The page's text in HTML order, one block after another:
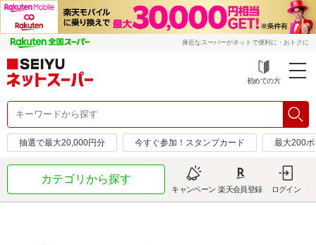
身近なスーパーがネットで便利に・おトクに
初めての方
抽選で最大20,000円分 今すぐ参加！スタンプカード 最大200
カテゴリから探す
キャンペーン 楽天会員登録 ログイン